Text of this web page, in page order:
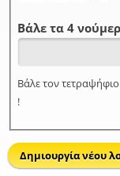
Βάλε τα 4
Βάλε τον
!